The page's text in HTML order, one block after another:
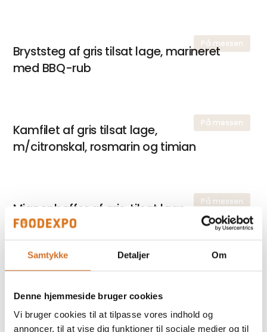
Samtykke Detaljer Om
Denne hjemmeside bruger cookies
Vi bruger cookies til at tilpasse vores indhold og
annoncer, til at vise dig funktioner til sociale medier og til
På messen
Bryststeg af gris tilsat lage, marineret
med BBQ-rub
På messen
Kamfilet af gris tilsat lage,
m/citronskal, rosmarin og timian
På messen
Mignonbøffer af gris, tilsat lage
Spicy nduja
På messen